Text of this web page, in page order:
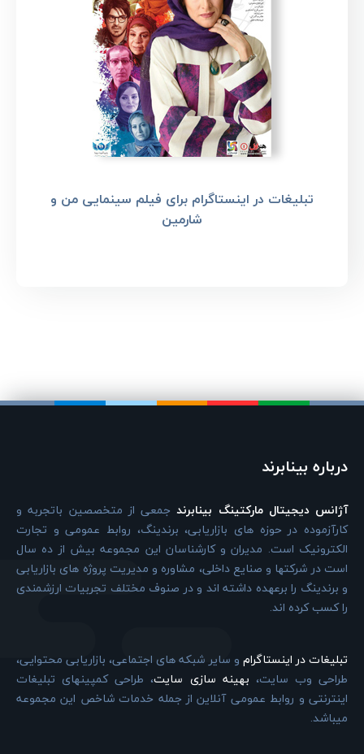
تبلیغات در اینستاگرام برای فیلم سینمایی من و
شارمین
درباره بینابرند
آژانس دیجیتال مارکتینگ بینابرندجمعی از متخصصین باتجربه و
کارآزموده در حوزه های بازاریابی، برندینگ، روابط عمومی و تجارت
الکترونیک است. مدیران و کارشناسان این مجموعه بیش از ده سال
است در شرکتها و صنایع داخلی، مشاوره و مدیریت پروژه های بازاریابی
و برندینگ را برعهده داشته اند و در صنوف مختلف تجربیات ارزشمندی
را کسب کرده اند.
تبلیغات در اینستاگرام و سایر شبکه های اجتماعی، بازاریابی محتوایی،
طراحی وب سایت، بهینه سازی سایت، طراحی کمپینهای تبلیغات
اینترنتی و روابط عمومی آنلاین از جمله خدمات شاخص این مجموعه
میباشد.